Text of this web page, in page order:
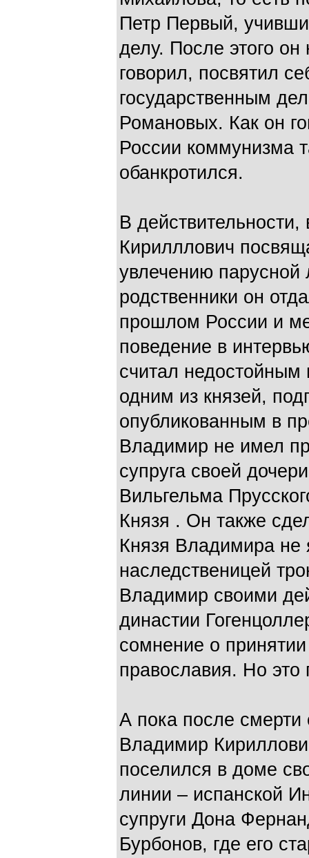
Петр Первый,
делу. После этого
говорил, посвятил
государственным
Романовых. Как он
России коммунизма
обанкротился.
В
Кирилллович
увлечению парусной
родственники он
прошлом России и
поведение в
считал
одним из князей,
опубликованным в
Владимир не имел
супруга своей
Вильгельма
Князя . Он также
Князя Владимира не
наследственицей
Владимир своими
династии
сомнение о
православия. Но это
А пока после смерти
Владимир
поселился в доме
линии – испанской
супруги Дона
Бурбонов, где его